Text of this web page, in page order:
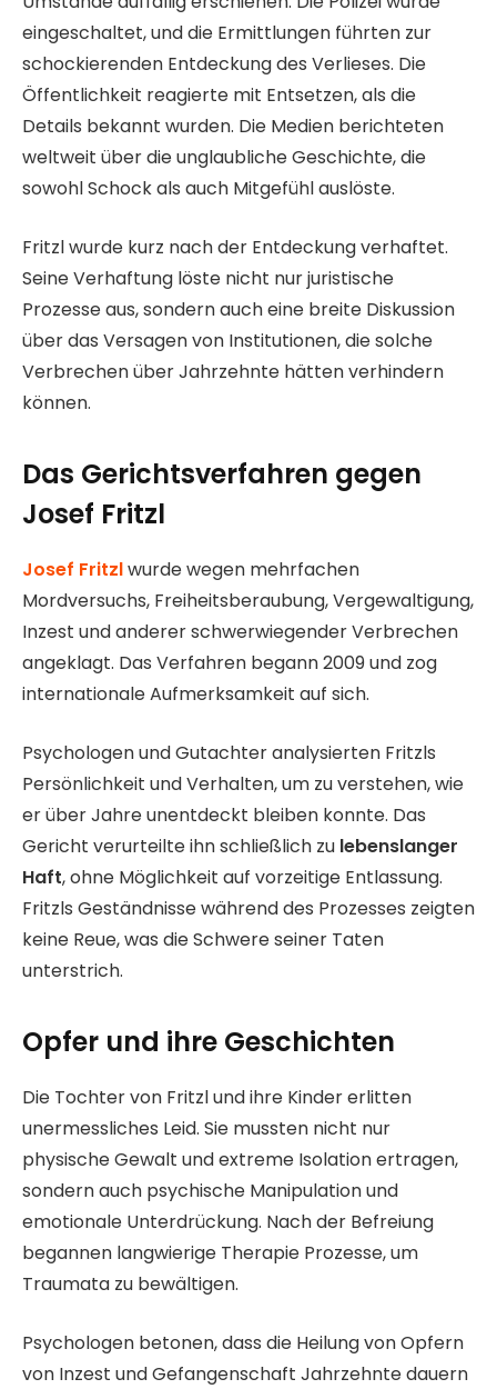
eingeschaltet, und die Ermittlungen führten zur
schockierenden Entdeckung des Verlieses. Die
Öffentlichkeit reagierte mit Entsetzen, als die
Details bekannt wurden. Die Medien berichteten
weltweit über die unglaubliche Geschichte, die
sowohl Schock als auch Mitgefühl auslöste.
Fritzl wurde kurz nach der Entdeckung verhaftet.
Seine Verhaftung löste nicht nur juristische
Prozesse aus, sondern auch eine breite Diskussion
über das Versagen von Institutionen, die solche
Verbrechen über Jahrzehnte hätten verhindern
können.
Das Gerichtsverfahren gegen
Josef Fritzl
Josef Fritzlwurde wegen mehrfachen
Mordversuchs, Freiheitsberaubung, Vergewaltigung,
Inzest und anderer schwerwiegender Verbrechen
angeklagt. Das Verfahren begann 2009 und zog
internationale Aufmerksamkeit auf sich.
Psychologen und Gutachter analysierten Fritzls
Persönlichkeit und Verhalten, um zu verstehen, wie
er über Jahre unentdeckt bleiben konnte. Das
Gericht verurteilte ihn schließlich zu lebenslanger
Haft, ohne Möglichkeit auf vorzeitige Entlassung.
Fritzls Geständnisse während des Prozesses zeigten
keine Reue, was die Schwere seiner Taten
unterstrich.
Opfer und ihre Geschichten
Die Tochter von Fritzl und ihre Kinder erlitten
unermessliches Leid. Sie mussten nicht nur
physische Gewalt und extreme Isolation ertragen,
sondern auch psychische Manipulation und
emotionale Unterdrückung. Nach der Befreiung
begannen langwierige Therapie Prozesse, um
Traumata zu bewältigen.
Psychologen betonen, dass die Heilung von Opfern
von Inzest und Gefangenschaft Jahrzehnte dauern